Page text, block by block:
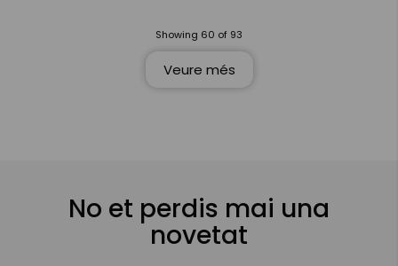
Showing 60 of 93
Veure més
No et perdis mai una
novetat